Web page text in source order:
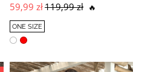
59,99 zł119,99 zł 🔥
ONE SIZE